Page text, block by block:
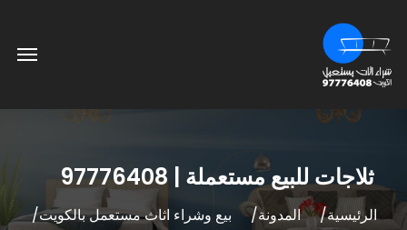
ثلاجات للبيع مستعملة | 97776408
الرئيسية المدونة
بيع وشراء اثاث مستعمل بالكويت